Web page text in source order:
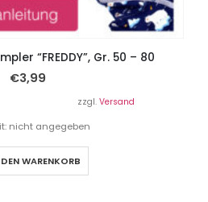
“FREDDY”, Gr. 50 – 80
€3,99
zzgl. Versand
nicht angegeben
WARENKORB